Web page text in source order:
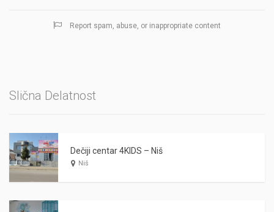
Report spam, abuse, or inappropriate content
Slična Delatnost
Dečiji centar 4KIDS – Niš
Niš